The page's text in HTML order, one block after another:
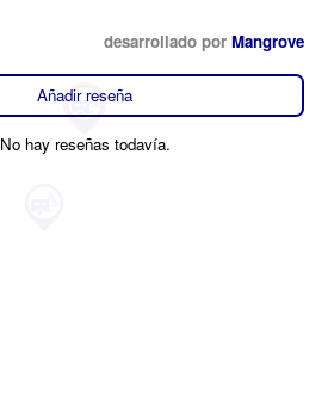
desarrollado por Mangrove
Añadir reseña
No hay reseñas todavía.